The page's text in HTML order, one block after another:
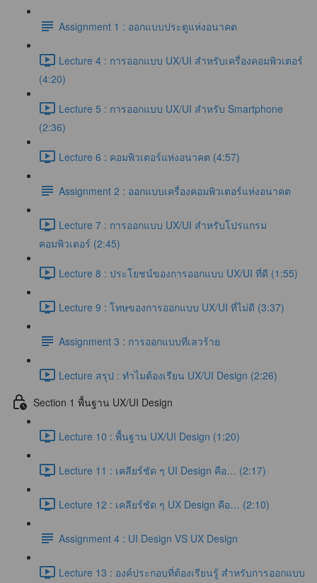
Assignment 1 : ออกแบบประตูแห่งอนาคต
Lecture 4 : การออกแบบ UX/UI สำหรับเครื่องคอมพิวเตอร์
(4:20)
Lecture 5 : การออกแบบ UX/UI สำหรับ Smartphone
(2:36)
Lecture 6 : คอมพิวเตอร์แห่งอนาคต (4:57)
Assignment 2 : ออกแบบเครื่องคอมพิวเตอร์แห่งอนาคต
Lecture 7 : การออกแบบ UX/UI สำหรับโปรแกรม
คอมพิวเตอร์ (2:45)
Lecture 8 : ประโยชน์ของการออกแบบ UX/UI ที่ดี (1:55)
Lecture 9 : โทษของการออกแบบ UX/UI ที่ไม่ดี (3:37)
Assignment 3 : การออกแบบที่เลวร้าย
Lecture สรุป : ทำไมต้องเรียน UX/UI Design (2:26)
Section 1 พื้นฐาน UX/UI Design
Lecture 10 : พื้นฐาน UX/UI Design (1:20)
Lecture 11 : เคลียร์ชัด ๆ UI Design คือ… (2:17)
Lecture 12 : เคลียร์ชัด ๆ UX Design คือ… (2:10)
Assignment 4 : UI Design VS UX Design
Lecture 13 : องค์ประกอบที่ต้องเรียนรู้ สำหรับการออกแบบ